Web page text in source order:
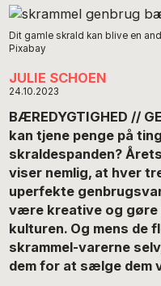
Dit gamle skrald kan blive en
Pixabay
JULIE SCHOEN
24.10.2023
BÆREDYGTIGHED //
kan tjene penge på
skraldespanden?
viser nemlig, at hver
uperfekte
være kreative og
kulturen. Og mens de
skrammel-varerne
dem for at sælge dem